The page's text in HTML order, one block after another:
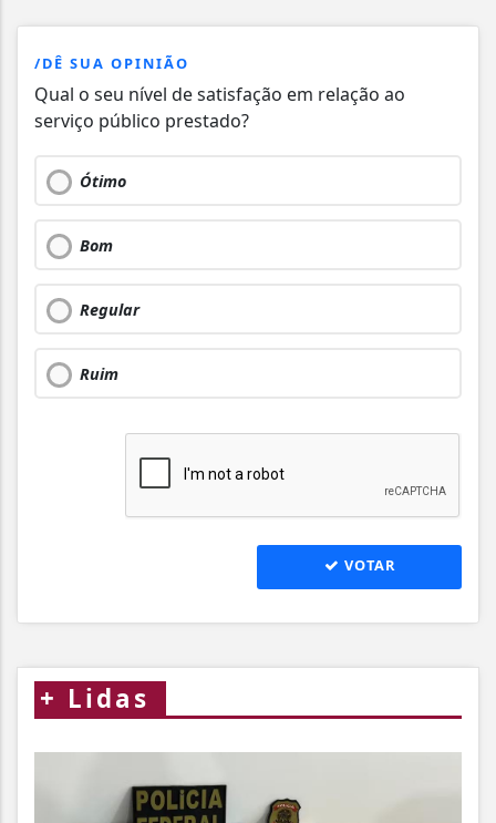
/DÊ SUA OPINIÃO
Qual o seu nível de satisfação em relação ao
serviço público prestado?
Ótimo
Bom
Regular
Ruim
VOTAR
+ Lidas